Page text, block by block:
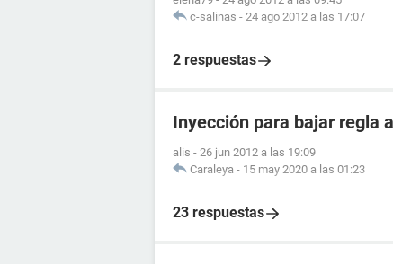
c-salinas - 24 ago 2012 a las 17:07
2 respuestas
Inyección para bajar regla
alis - 26 jun 2012 a las 19:09
Caraleya - 15 may 2020 a las 01:23
23 respuestas